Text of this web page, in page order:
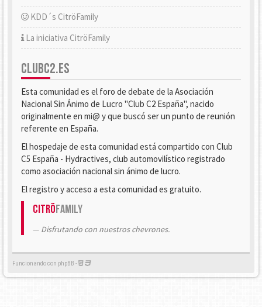
KDD´s CitröFamily
La iniciativa CitröFamily
CLUBC2.ES
Esta comunidad es el foro de debate de la Asociación
Nacional Sin Ánimo de Lucro "Club C2 España", nacido
originalmente en mi@ y que buscó ser un punto de reunión
referente en España.
El hospedaje de esta comunidad está compartido con Club
C5 España - Hydractives, club automovilístico registrado
como asociación nacional sin ánimo de lucro.
El registro y acceso a esta comunidad es gratuito.
CitröFamily
Disfrutando con nuestros chevrones.
Funcionando con phpBB -